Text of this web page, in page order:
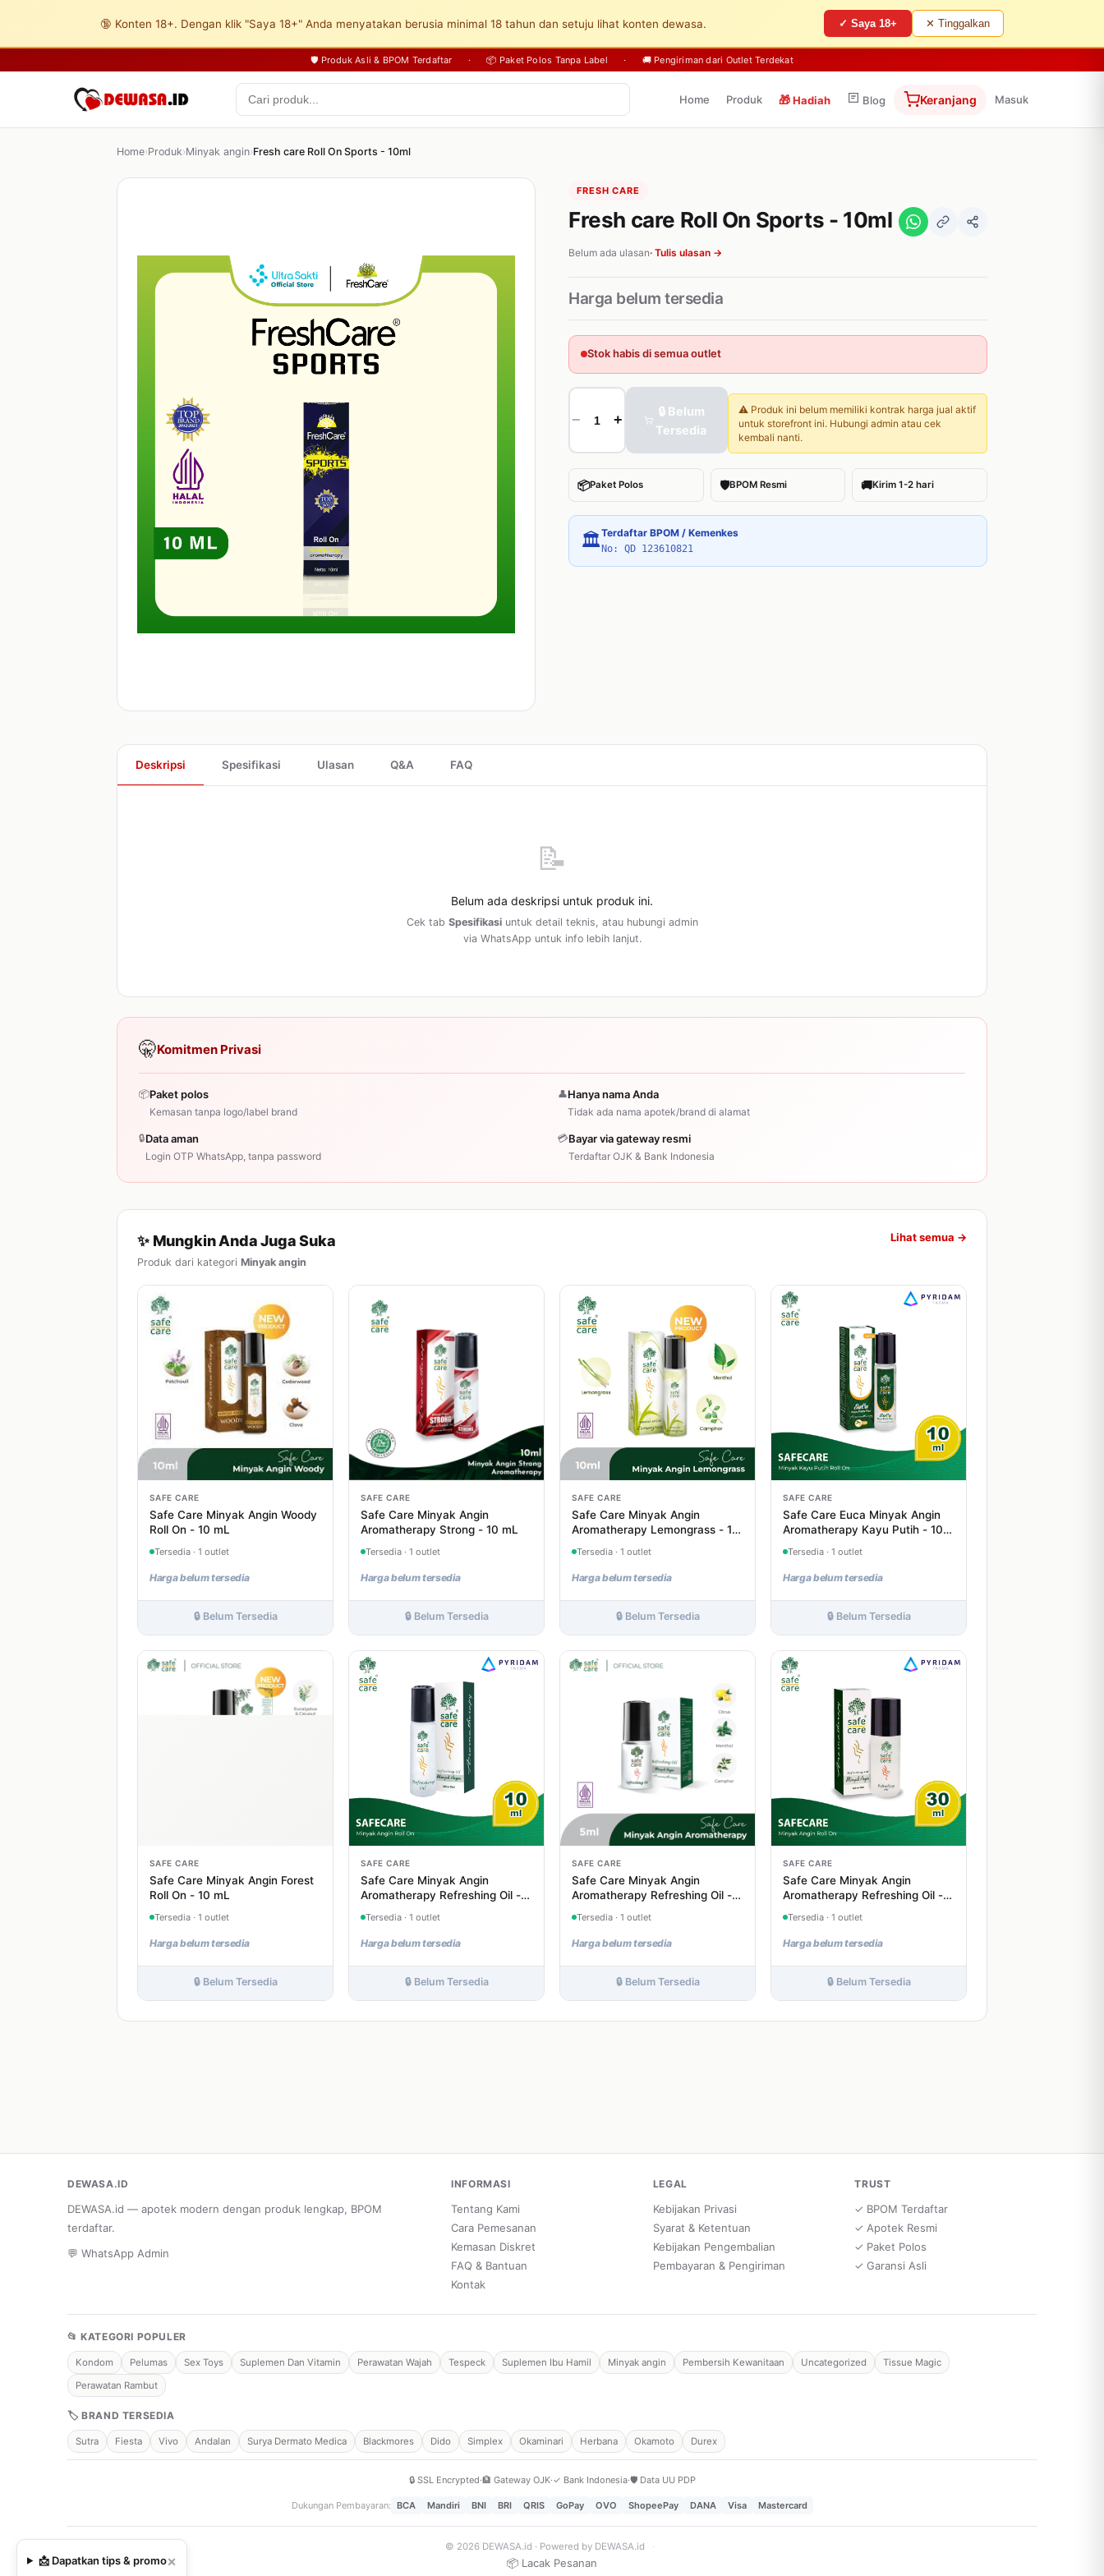
🔞 Konten 18+. Dengan klik "Saya 18+" Anda menyatakan berusia minimal 18 tahun dan setuju lihat konten dewasa. ✓ Saya 18+ ✕ Tinggalkan
🛡️ Produk Asli & BPOM Terdaftar · 📦 Paket Polos Tanpa Label · 🚚 Pengiriman dari Outlet Terdekat
Home Produk 🎁Hadiah Blog Keranjang Masuk
Home›Produk›Minyak angin›Fresh care Roll On Sports - 10ml
FRESH CARE
Fresh care Roll On Sports - 10ml
Belum ada ulasan· Tulis ulasan →
Harga belum tersedia
Stok habis di semua outlet
− +
🔒 Belum
Tersedia
⚠️ Produk ini belum memiliki kontrak harga jual aktif
untuk storefront ini. Hubungi admin atau cek
kembali nanti.
📦Paket Polos 🛡BPOM Resmi 🚚Kirim 1-2 hari
🏛Terdaftar BPOM / Kemenkes
No: QD 123610821
Deskripsi Spesifikasi Ulasan Q&A FAQ
📝
Belum ada deskripsi untuk produk ini.
Cek tab Spesifikasiuntuk detail teknis, atau hubungi admin
via WhatsApp untuk info lebih lanjut.
🤫Komitmen Privasi
📦Paket polos
Kemasan tanpa logo/label brand
👤Hanya nama Anda
Tidak ada nama apotek/brand di alamat
🔒Data aman
Login OTP WhatsApp, tanpa password
💳Bayar via gateway resmi
Terdaftar OJK & Bank Indonesia
✨ Mungkin Anda Juga Suka
Produk dari kategori Minyak angin
Lihat semua →
SAFE CARE
Safe Care Minyak Angin Woody
Roll On - 10 mL
Tersedia · 1 outlet
Harga belum tersedia
🔒 Belum Tersedia
SAFE CARE
Safe Care Minyak Angin
Aromatherapy Strong - 10 mL
Tersedia · 1 outlet
Harga belum tersedia
🔒 Belum Tersedia
SAFE CARE
Safe Care Minyak Angin
Aromatherapy Lemongrass - 10
Tersedia · 1 outlet
Harga belum tersedia
🔒 Belum Tersedia
SAFE CARE
Safe Care Euca Minyak Angin
Aromatherapy Kayu Putih - 10
Tersedia · 1 outlet
Harga belum tersedia
🔒 Belum Tersedia
SAFE CARE
Safe Care Minyak Angin Forest
Roll On - 10 mL
Tersedia · 1 outlet
Harga belum tersedia
🔒 Belum Tersedia
SAFE CARE
Safe Care Minyak Angin
Aromatherapy Refreshing Oil -
Tersedia · 1 outlet
Harga belum tersedia
🔒 Belum Tersedia
SAFE CARE
Safe Care Minyak Angin
Aromatherapy Refreshing Oil - 5
Tersedia · 1 outlet
Harga belum tersedia
🔒 Belum Tersedia
SAFE CARE
Safe Care Minyak Angin
Aromatherapy Refreshing Oil -
Tersedia · 1 outlet
Harga belum tersedia
🔒 Belum Tersedia
DEWASA.ID
DEWASA.id — apotek modern dengan produk lengkap, BPOM
terdaftar.
💬 WhatsApp Admin
INFORMASI
Tentang Kami
Cara Pemesanan
Kemasan Diskret
FAQ & Bantuan
Kontak
LEGAL
Kebijakan Privasi
Syarat & Ketentuan
Kebijakan Pengembalian
Pembayaran & Pengiriman
TRUST
✓ BPOM Terdaftar
✓ Apotek Resmi
✓ Paket Polos
✓ Garansi Asli
📂 KATEGORI POPULER
Kondom Pelumas Sex Toys Suplemen Dan Vitamin Perawatan Wajah Tespeck Suplemen Ibu Hamil Minyak angin Pembersih Kewanitaan Uncategorized
Tissue Magic
Perawatan Rambut
🏷 BRAND TERSEDIA
Sutra Fiesta Vivo Andalan Surya Dermato Medica Blackmores Dido Simplex Okaminari Herbana Okamoto Durex
🔒 SSL Encrypted·🏦 Gateway OJK·✓ Bank Indonesia·🛡️ Data UU PDP
Dukungan Pembayaran: BCA Mandiri BNI BRI QRIS GoPay OVO ShopeePay DANA Visa Mastercard
© 2026 DEWASA.id · Powered by DEWASA.id ·
📦 Lacak Pesanan
📩 Dapatkan tips & promo×